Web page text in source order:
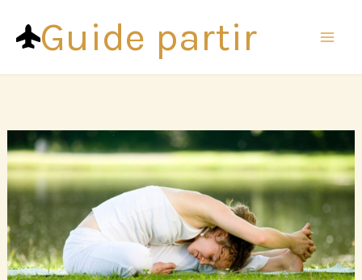
contenuGuide partir